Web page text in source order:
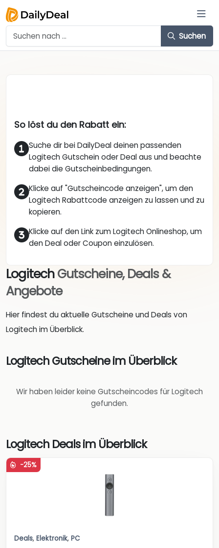
Suchen
So löst du den Rabatt ein:
Suche dir bei DailyDeal deinen passenden
Logitech Gutschein oder Deal aus und beachte
dabei die Gutscheinbedingungen.
Klicke auf "Gutscheincode anzeigen", um den
Logitech Rabattcode anzeigen zu lassen und zu
kopieren.
Klicke auf den Link zum Logitech Onlineshop, um
den Deal oder Coupon einzulösen.
LogitechGutscheine, Deals &
Angebote
Hier findest du aktuelle Gutscheine und Deals von
Logitech im Überblick.
Logitech Gutscheine im Überblick
Wir haben leider keine Gutscheincodes für Logitech
gefunden.
Logitech Deals im Überblick
-25%
Deals, Elektronik, PC